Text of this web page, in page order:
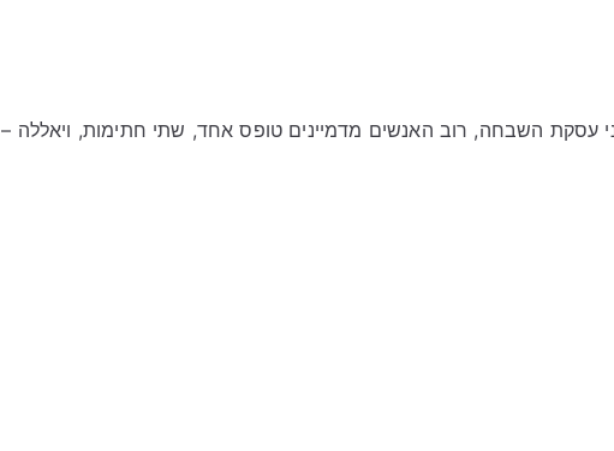
עסקת השבחה, רוב האנשים מדמיינים טופס אחד, שתי חתימות, ויאללה –